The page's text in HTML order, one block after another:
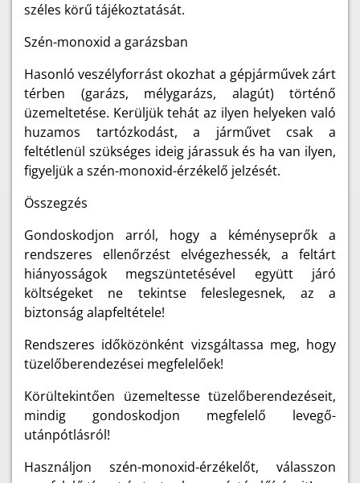
széles körű tájékoztatását.
Szén-monoxid a garázsban
Hasonló veszélyforrást okozhat a gépjárművek zárt
térben (garázs, mélygarázs, alagút) történő
üzemeltetése. Kerüljük tehát az ilyen helyeken való
huzamos tartózkodást, a járművet csak a
feltétlenül szükséges ideig járassuk és ha van ilyen,
figyeljük a szén-monoxid-érzékelő jelzését.
Összegzés
Gondoskodjon arról, hogy a kéményseprők a
rendszeres ellenőrzést elvégezhessék, a feltárt
hiányosságok megszüntetésével együtt járó
költségeket ne tekintse feleslegesnek, az a
biztonság alapfeltétele!
Rendszeres időközönként vizsgáltassa meg, hogy
tüzelőberendezései megfelelőek!
Körültekintően üzemeltesse tüzelőberendezéseit,
mindig gondoskodjon megfelelő levegő-
utánpótlásról!
Használjon szén-monoxid-érzékelőt, válasszon